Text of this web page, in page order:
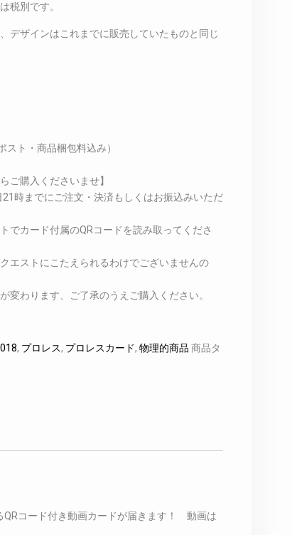
税別です。
デザインはこれまでに販売していたものと同じ
スト・商品梱包料込み）
ご購入くださいませ】
時までにご注文・決済もしくはお振込みいただ
でカード付属のQRコードを読み取ってくださ
エストにこたえられるわけでございませんの
わります、ご了承のうえご購入ください。
, プロレス, プロレスカード, 物理的商品 商品タ
QRコード付き動画カードが届きます！ 動画は